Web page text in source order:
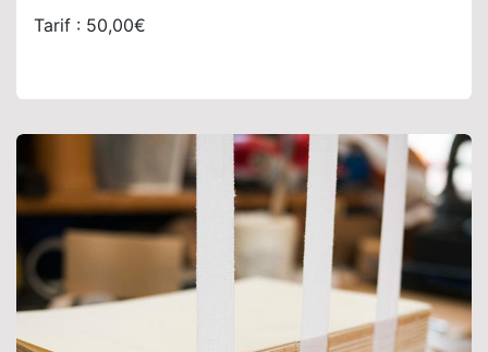
Tarif : 50,00€